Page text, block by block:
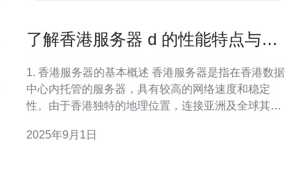
了解香港服务器 d 的性能特点与应
1. 香港服务器的基本概述 香港服务器是指在香港数据
中心内托管的服务器，具有较高的网络速度和稳定
性。由于香港独特的地理位置，连接亚洲及全球其他
器以提升其网站或应用的访问速度。 2. 性能特点 香港
2025年9月1日